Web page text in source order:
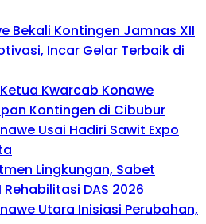
Bekali Kontingen Jamnas XII
Incar Gelar Terbaik di
Kwarcab Konawe
Kontingen di Cibubur
Usai Hadiri Sawit Expo
Lingkungan, Sabet
DAS 2026
Utara Inisiasi Perubahan,